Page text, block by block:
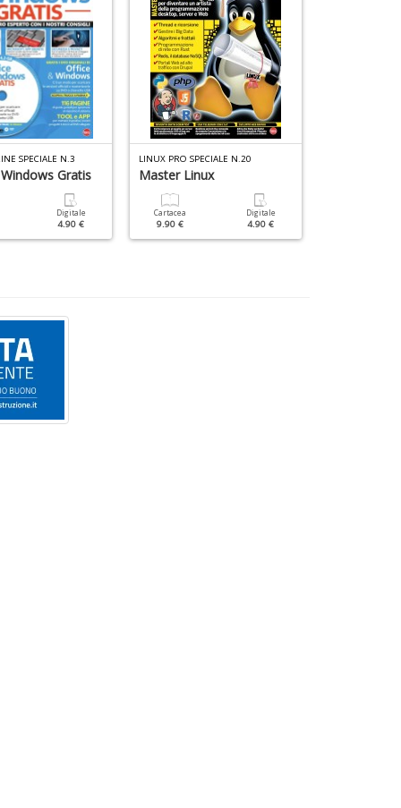
SPECIALE N.3
Gratis
Digitale
4.90 €
LINUX PRO SPECIALE N.20
Master Linux
Cartacea
9.90 €
Digitale
4.90 €